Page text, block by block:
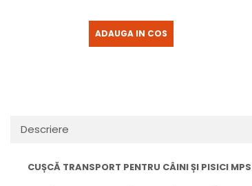
ADAUGA IN COS
Descriere
CUȘCĂ TRANSPORT PENTRU CÂINI ȘI PISICI